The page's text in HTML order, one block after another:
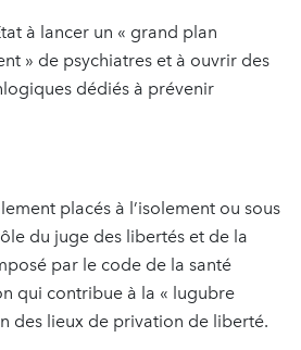
à lancer un « grand plan
» de psychiatres et à ouvrir des
dédiés à prévenir
placés à l’isolement ou sous
du juge des libertés et de la
par le code de la santé
qui contribue à la « lugubre
des lieux de privation de liberté.